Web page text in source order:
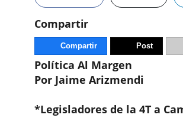
Compartir
Compartir Post
Política Al Margen
Por Jaime Arizmendi
*Legisladores de la 4T a